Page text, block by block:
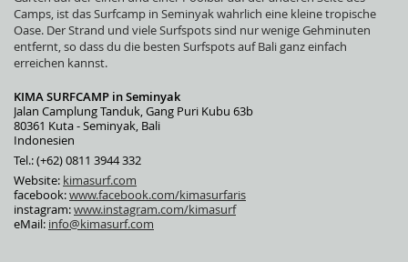
Camps, ist das Surfcamp in Seminyak wahrlich eine kleine tropische
Oase. Der Strand und viele Surfspots sind nur wenige Gehminuten
entfernt, so dass du die besten Surfspots auf Bali ganz einfach
erreichen kannst.
KIMA SURFCAMP in Seminyak
Jalan Camplung Tanduk, Gang Puri Kubu 63b
80361 Kuta - Seminyak, Bali
Indonesien
Tel.: (+62) 0811 3944 332
Website: kimasurf.com
facebook:www.facebook.com/kimasurfaris
instagram:www.instagram.com/kimasurf
eMail: info@kimasurf.com